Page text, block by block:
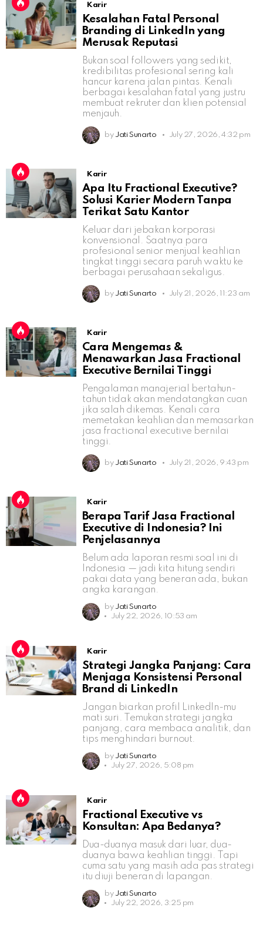
Karir
Kesalahan Fatal Personal
Branding di LinkedIn yang
Merusak Reputasi
Bukan soal followers yang sedikit,
kredibilitas profesional sering kali
hancur karena jalan pintas. Kenali
berbagai kesalahan fatal yang justru
membuat rekruter dan klien potensial
menjauh.
by Jati Sunarto July 27, 2026, 4:32 pm
Karir
Apa Itu Fractional Executive?
Solusi Karier Modern Tanpa
Terikat Satu Kantor
Keluar dari jebakan korporasi
konvensional. Saatnya para
profesional senior menjual keahlian
tingkat tinggi secara paruh waktu ke
berbagai perusahaan sekaligus.
by Jati Sunarto July 21, 2026, 11:23 am
Karir
Cara Mengemas &
Menawarkan Jasa Fractional
Executive Bernilai Tinggi
Pengalaman manajerial bertahun-
tahun tidak akan mendatangkan cuan
jika salah dikemas. Kenali cara
memetakan keahlian dan memasarkan
jasa fractional executive bernilai
tinggi.
by Jati Sunarto July 21, 2026, 9:43 pm
Karir
Berapa Tarif Jasa Fractional
Executive di Indonesia? Ini
Penjelasannya
Belum ada laporan resmi soal ini di
Indonesia — jadi kita hitung sendiri
pakai data yang beneran ada, bukan
angka karangan.
by Jati Sunarto
July 22, 2026, 10:53 am
Karir
Strategi Jangka Panjang: Cara
Menjaga Konsistensi Personal
Brand di LinkedIn
Jangan biarkan profil LinkedIn-mu
mati suri. Temukan strategi jangka
panjang, cara membaca analitik, dan
tips menghindari burnout.
by Jati Sunarto
July 27, 2026, 5:08 pm
Karir
Fractional Executive vs
Konsultan: Apa Bedanya?
Dua-duanya masuk dari luar, dua-
duanya bawa keahlian tinggi. Tapi
cuma satu yang masih ada pas strategi
itu diuji beneran di lapangan.
by Jati Sunarto
July 22, 2026, 3:25 pm